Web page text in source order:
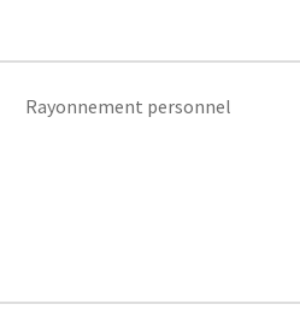
Rayonnement personnel